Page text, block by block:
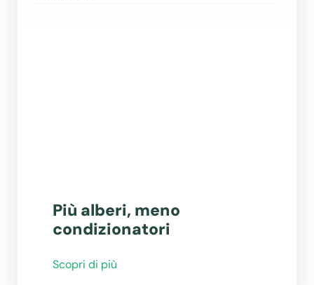
Più alberi, meno
condizionatori
Scopri di più